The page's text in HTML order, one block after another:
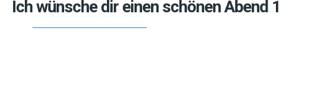
Ich wünsche dir einen schönen Abend 1